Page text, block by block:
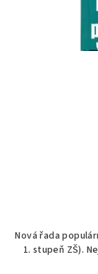
Nová řada
1. stupeň ZŠ).